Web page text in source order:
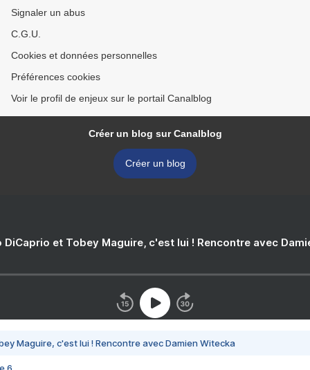
Signaler un abus
C.G.U.
Cookies et données personnelles
Préférences cookies
Voir le profil de enjeux sur le portail Canalblog
Créer un blog sur Canalblog
Créer un blog
DiCaprio et Tobey Maguire, c'est lui ! Rencontre avec
Maguire, c'est lui ! Rencontre avec Damien Witecka